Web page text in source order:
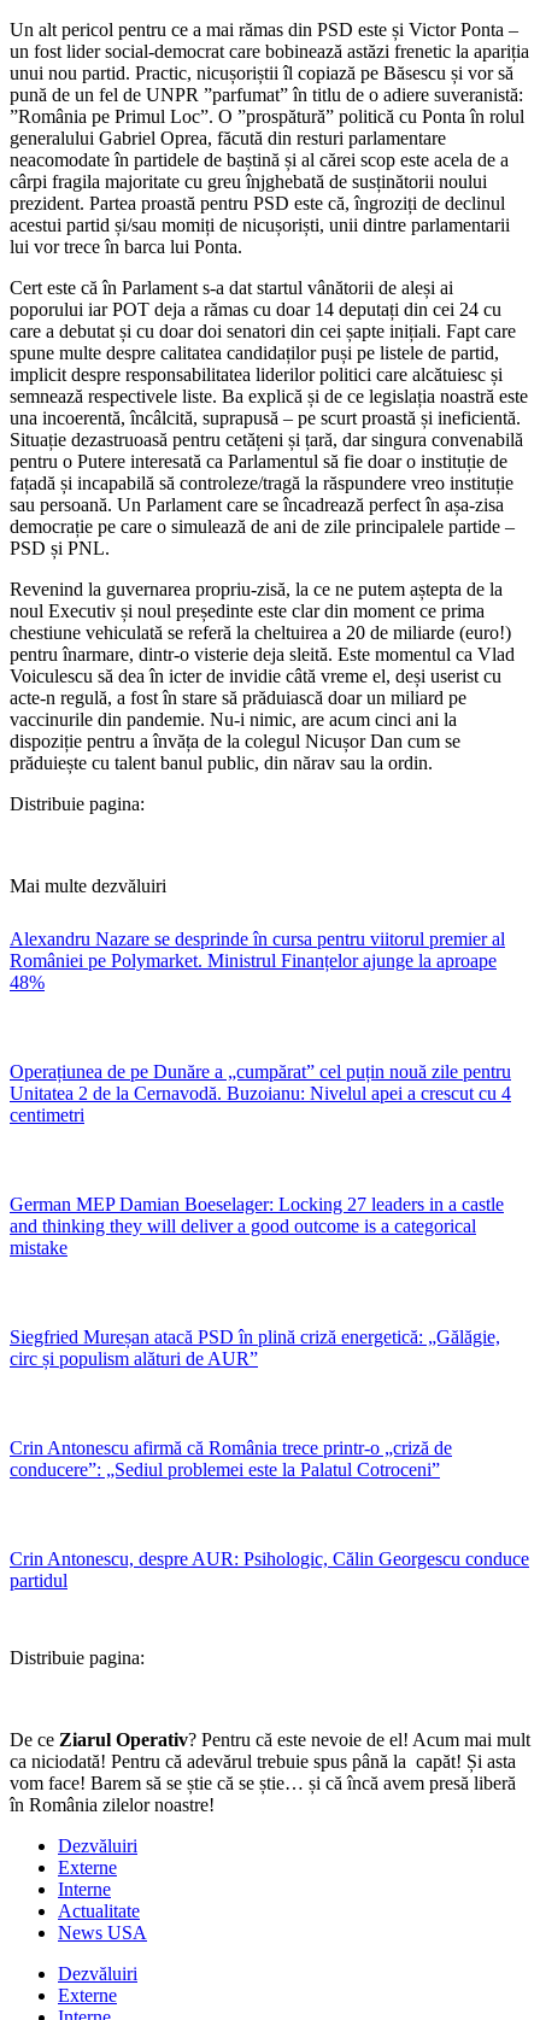
Un alt pericol pentru ce a mai rămas din PSD este și Victor Ponta –
un fost lider social-democrat care bobinează astăzi frenetic la apariția
unui nou partid. Practic, nicușoriștii îl copiază pe Băsescu și vor să
pună de un fel de UNPR ”parfumat” în titlu de o adiere suveranistă:
”România pe Primul Loc”. O ”prospătură” politică cu Ponta în rolul
generalului Gabriel Oprea, făcută din resturi parlamentare
neacomodate în partidele de baștină și al cărei scop este acela de a
cârpi fragila majoritate cu greu înjghebată de susținătorii noului
prezident. Partea proastă pentru PSD este că, îngroziți de declinul
acestui partid și/sau momiți de nicușoriști, unii dintre parlamentarii
lui vor trece în barca lui Ponta.
Cert este că în Parlament s-a dat startul vânătorii de aleși ai
poporului iar POT deja a rămas cu doar 14 deputați din cei 24 cu
care a debutat și cu doar doi senatori din cei șapte inițiali. Fapt care
spune multe despre calitatea candidaților puși pe listele de partid,
implicit despre responsabilitatea liderilor politici care alcătuiesc și
semnează respectivele liste. Ba explică și de ce legislația noastră este
una incoerentă, încâlcită, suprapusă – pe scurt proastă și ineficientă.
Situație dezastruoasă pentru cetățeni și țară, dar singura convenabilă
pentru o Putere interesată ca Parlamentul să fie doar o instituție de
fațadă și incapabilă să controleze/tragă la răspundere vreo instituție
sau persoană. Un Parlament care se încadrează perfect în așa-zisa
democrație pe care o simulează de ani de zile principalele partide –
PSD și PNL.
Revenind la guvernarea propriu-zisă, la ce ne putem aștepta de la
noul Executiv și noul președinte este clar din moment ce prima
chestiune vehiculată se referă la cheltuirea a 20 de miliarde (euro!)
pentru înarmare, dintr-o visterie deja sleită. Este momentul ca Vlad
Voiculescu să dea în icter de invidie câtă vreme el, deși userist cu
acte-n regulă, a fost în stare să prăduiască doar un miliard pe
vaccinurile din pandemie. Nu-i nimic, are acum cinci ani la
dispoziție pentru a învăța de la colegul Nicușor Dan cum se
prăduiește cu talent banul public, din nărav sau la ordin.
Distribuie pagina:
Mai multe dezvăluiri
Alexandru Nazare se desprinde în cursa pentru viitorul premier al
României pe Polymarket. Ministrul Finanțelor ajunge la aproape
48%
Operațiunea de pe Dunăre a „cumpărat” cel puțin nouă zile pentru
Unitatea 2 de la Cernavodă. Buzoianu: Nivelul apei a crescut cu 4
centimetri
German MEP Damian Boeselager: Locking 27 leaders in a castle
and thinking they will deliver a good outcome is a categorical
mistake
Siegfried Mureșan atacă PSD în plină criză energetică: „Gălăgie,
circ și populism alături de AUR”
Crin Antonescu afirmă că România trece printr-o „criză de
conducere”: „Sediul problemei este la Palatul Cotroceni”
Crin Antonescu, despre AUR: Psihologic, Călin Georgescu conduce
partidul
Distribuie pagina:
De ce Ziarul Operativ? Pentru că este nevoie de el! Acum mai mult
ca niciodată! Pentru că adevărul trebuie spus până la capăt! Și asta
vom face! Barem să se știe că se știe… și că încă avem presă liberă
în România zilelor noastre!
Dezvăluiri
Externe
Interne
Actualitate
News USA
Dezvăluiri
Externe